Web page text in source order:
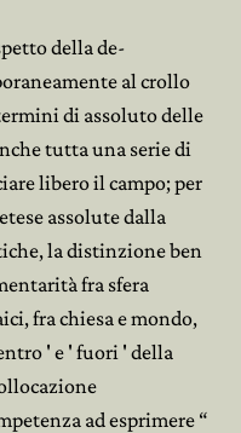
della de-
al crollo
di assoluto delle
tutta una serie di
libero il campo; per
assolute dalla
la distinzione ben
fra sfera
fra chiesa e mondo,
' e ' fuori ' della
ad esprimere “